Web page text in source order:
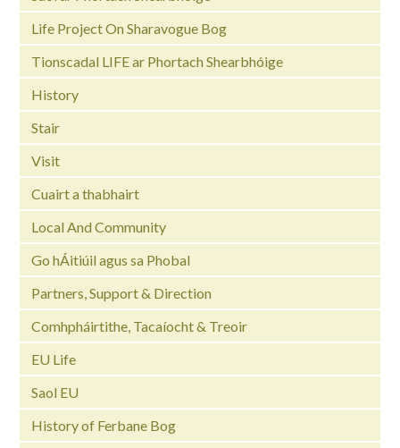
Life Project On Sharavogue Bog
Tionscadal LIFE ar Phortach Shearbhóige
History
Stair
Visit
Cuairt a thabhairt
Local And Community
Go hÁitiúil agus sa Phobal
Partners, Support & Direction
Comhpháirtithe, Tacaíocht & Treoir
EU Life
Saol EU
History of Ferbane Bog